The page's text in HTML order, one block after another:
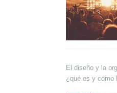
El diseño y la
¿qué es y cómo